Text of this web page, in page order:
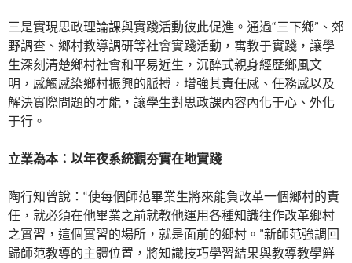
三是實現思政理論課與實踐活動彼此促進。通過“三下鄉”、郊
野調查、鄉村教導調研等社會實踐活動，寓教于實踐，讓學
生深刻清楚鄉村社會和平易近生，沉醉式親身經歷鄉風文
明，感觸感染鄉村振興的脈搏，增強其責任感、任務感以及
解決實際問題的才能，讓學生對思政課內容內化于心、外化
于行。
立業為本：以年夜系統觀夯實在地實踐
陶行知曾說：“使每個師范畢業生將來能負改革一個鄉村的責
任，就必須在他畢業之前就教他運用各種知識往作改革鄉村
之實習，這個實習的場所，就是面前的鄉村。”新師范強調回
歸師范教導的主體位置，將知識技巧學習結果與教導教學鮮